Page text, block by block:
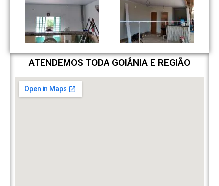
ATENDEMOS TODA GOIÂNIA E REGIÃO